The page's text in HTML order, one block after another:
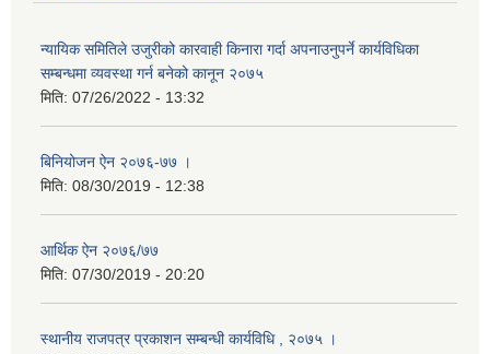
न्यायिक समितिले उजुरीको कारवाही किनारा गर्दा अपनाउनुपर्ने कार्यविधिका
सम्बन्धमा व्यवस्था गर्न बनेको कानून २०७५
मिति: 07/26/2022 - 13:32
बिनियोजन ऐन २०७६-७७ ।
मिति: 08/30/2019 - 12:38
आर्थिक ऐन २०७६/७७
मिति: 07/30/2019 - 20:20
स्थानीय राजपत्र प्रकाशन सम्बन्धी कार्यविधि , २०७५ ।